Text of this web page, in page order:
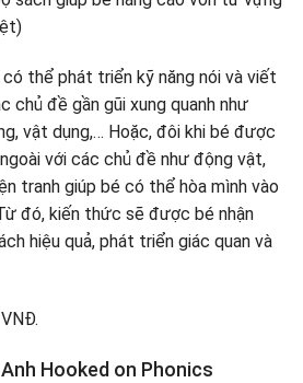
có thể phát triển kỹ năng nói và viết
chủ đề gần gũi xung quanh như
vật dụng,… Hoặc, đôi khi bé được
với các chủ đề như động vật,
tranh giúp bé có thể hòa mình vào
đó, kiến thức sẽ được bé nhận
hiệu quả, phát triển giác quan và
Hooked on Phonics